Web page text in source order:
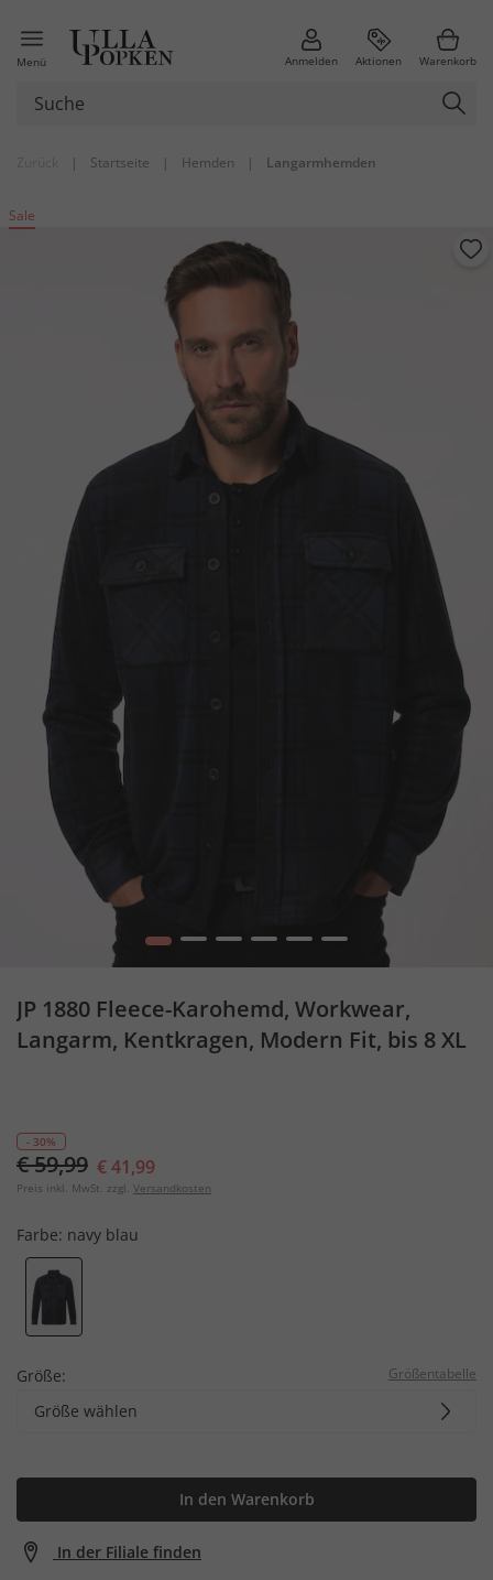
Menü Anmelden Aktionen Warenkorb
| Startseite | Hemden | Langarmhemden
Sale
1 2 3 4 5 6
JP 1880 Fleece-Karohemd, Workwear,
Langarm, Kentkragen, Modern Fit, bis 8 XL
- 30%
€ 59,99 € 41,99
Preis inkl. MwSt. zzgl. Versandkosten
Farbe: navy blau
Größe: Größentabelle
Größe wählen
In den Warenkorb
In der Filiale finden